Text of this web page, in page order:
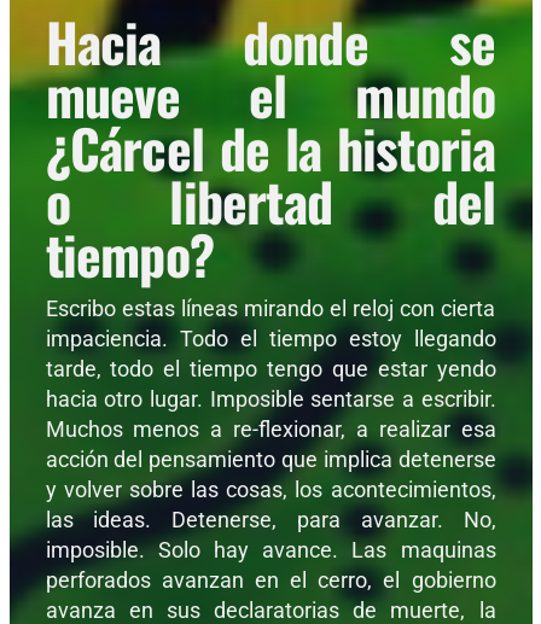
Hacia donde se
mueve el mundo
¿Cárcel de la historia
o libertad del
tiempo?
Escribo estas líneas mirando el reloj con cierta
impaciencia. Todo el tiempo estoy llegando
tarde, todo el tiempo tengo que estar yendo
hacia otro lugar. Imposible sentarse a escribir.
Muchos menos a re-flexionar, a realizar esa
acción del pensamiento que implica detenerse
y volver sobre las cosas, los acontecimientos,
las ideas. Detenerse, para avanzar. No,
imposible. Solo hay avance. Las maquinas
perforados avanzan en el cerro, el gobierno
avanza en sus declaratorias de muerte, la